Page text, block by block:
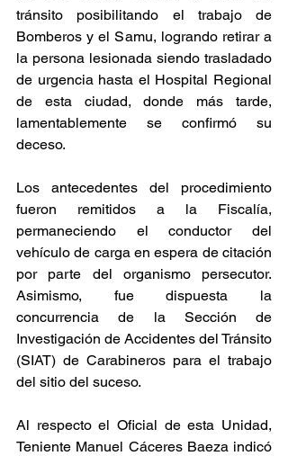
tránsito posibilitando el trabajo de
Bomberos y el Samu, logrando retirar a
la persona lesionada siendo trasladado
de urgencia hasta el Hospital Regional
de esta ciudad, donde más tarde,
lamentablemente se confirmó su
deceso.
Los antecedentes del procedimiento
fueron remitidos a la Fiscalía,
permaneciendo el conductor del
vehículo de carga en espera de citación
por parte del organismo persecutor.
Asimismo, fue dispuesta la
concurrencia de la Sección de
Investigación de Accidentes del Tránsito
(SIAT) de Carabineros para el trabajo
del sitio del suceso.
Al respecto el Oficial de esta Unidad,
Teniente Manuel Cáceres Baeza indicó